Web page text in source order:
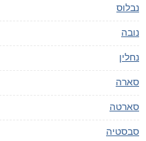
נבלוס
נובה
נחלין
סארה
סארטה
סבסטיה